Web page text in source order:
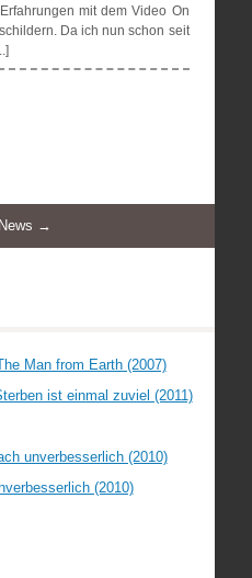
mit dem Video On
Da ich nun schon seit
→
Man from Earth (2007)
ist einmal zuviel (2011)
unverbesserlich (2010)
(2010)